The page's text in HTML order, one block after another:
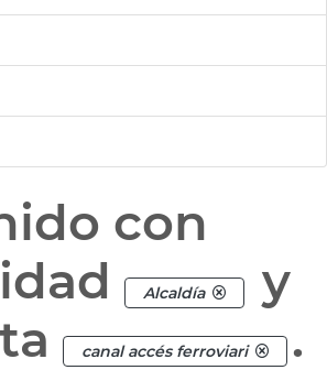
con
Alcaldía
y
canal accés ferroviari .